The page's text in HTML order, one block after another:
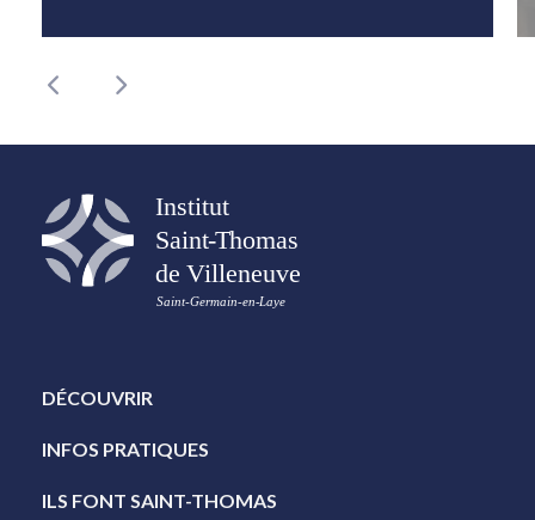
DÉCOUVRIR
INFOS PRATIQUES
ILS FONT SAINT-THOMAS